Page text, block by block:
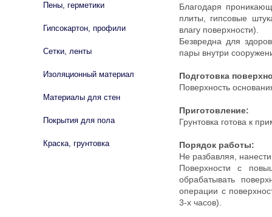
Благодаря
плиты, гипсовые
влагу поверхности).
Безвредна для
пары внутри
Подготовка
Поверхность
Приготовление:
Грунтовка готова к
Порядок работы:
Не разбавляя,
Поверхности с
обрабатывать
операции с
3-х часов).
Пены, герметики
Гипсокартон, профили
Сетки, ленты
Изоляционный материал
Материалы для стен
Покрытия для пола
Краска, грунтовка